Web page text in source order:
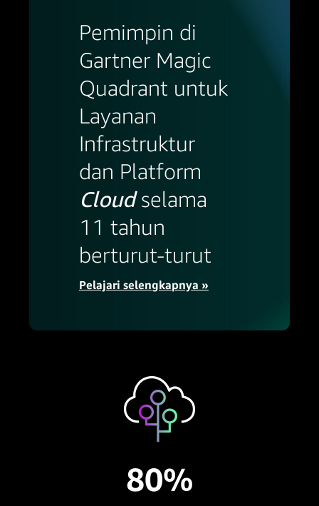
Pemimpin di
Gartner Magic
Quadrant untuk
Layanan
Infrastruktur
dan Platform
Cloudselama
11 tahun
berturut-turut
Pelajari selengkapnya »
80%